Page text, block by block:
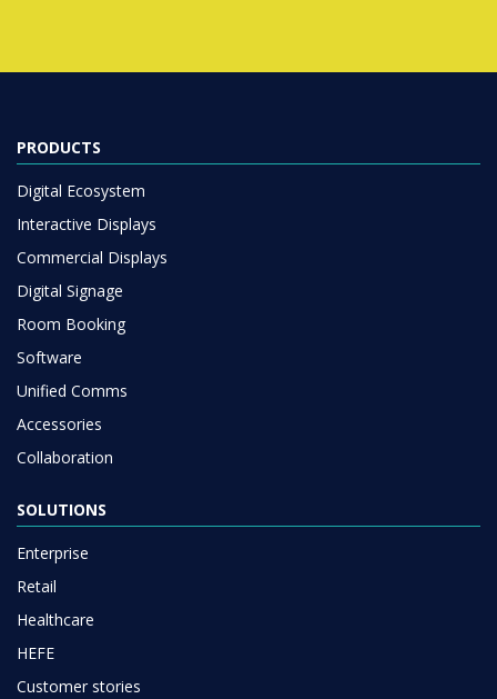
PRODUCTS
Digital Ecosystem
Interactive Displays
Commercial Displays
Digital Signage
Room Booking
Software
Unified Comms
Accessories
Collaboration
SOLUTIONS
Enterprise
Retail
Healthcare
HEFE
Customer stories